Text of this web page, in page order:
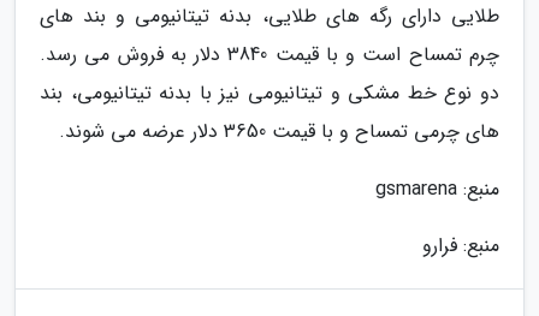
طلایی دارای رگه های طلایی، بدنه تیتانیومی و بند های
چرم تمساح است و با قیمت 3840 دلار به فروش می رسد.
دو نوع خط مشکی و تیتانیومی نیز با بدنه تیتانیومی، بند
های چرمی تمساح و با قیمت 3650 دلار عرضه می شوند.
منبع: gsmarena
منبع: فرارو